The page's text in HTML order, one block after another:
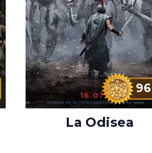
La Odisea